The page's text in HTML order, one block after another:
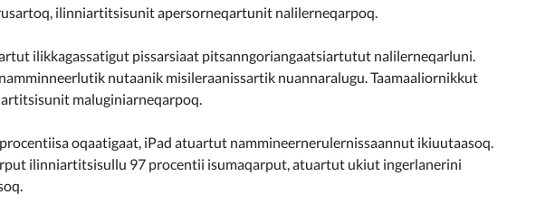
ilinniartitsisunit apersorneqartunit nalilerneqarpoq.
ilikkagassatigut pissarsiaat pitsanngoriangaatsiartutut nalilerneqarluni.
nutaanik misileraanissartik nuannaralugu. Taamaaliornikkut
maluginiarneqarpoq.
oqaatigaat, iPad atuartut nammineernerulernissaannut ikiuutaasoq.
ilinniartitsisullu 97 procentii isumaqarput, atuartut ukiut ingerlanerini